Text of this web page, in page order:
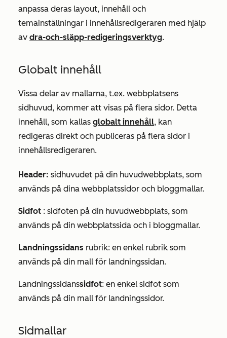
anpassa deras layout, innehåll och
temainställningar i innehållsredigeraren med hjälp
av dra-och-släpp-redigeringsverktyg.
Globalt innehåll
Vissa delar av mallarna, t.ex. webbplatsens
sidhuvud, kommer att visas på flera sidor. Detta
innehåll, som kallas globalt innehåll, kan
redigeras direkt och publiceras på flera sidor i
innehållsredigeraren.
Header: sidhuvudet på din huvudwebbplats, som
används på dina webbplatssidor och bloggmallar.
Sidfot : sidfoten på din huvudwebbplats, som
används på din webbplatssida och i bloggmallar.
Landningssidans rubrik: en enkel rubrik som
används på din mall för landningssidan.
Landningssidanssidfot: en enkel sidfot som
används på din mall för landningssidor.
Sidmallar